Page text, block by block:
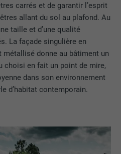
carrés et de garantir l’esprit
allant du sol au plafond. Au
taille et d’une qualité
La façade singulière en
métallisé donne au bâtiment un
choisi en fait un point de mire,
dans son environnement
d’habitat contemporain.